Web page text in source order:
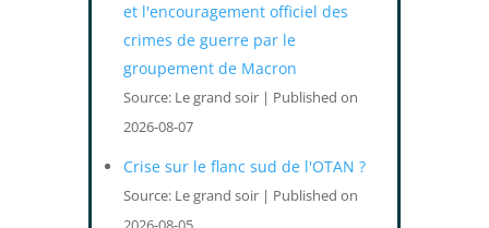
et l'encouragement officiel des
crimes de guerre par le
groupement de Macron
Source: Le grand soir
Published on
2026-08-07
Crise sur le flanc sud de l'OTAN ?
Source: Le grand soir
Published on